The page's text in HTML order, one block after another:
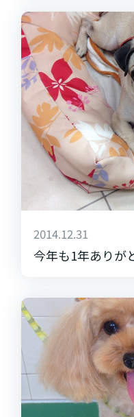
2014.12.31
今年も1年ありが